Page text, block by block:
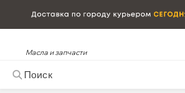
Масла и запчасти